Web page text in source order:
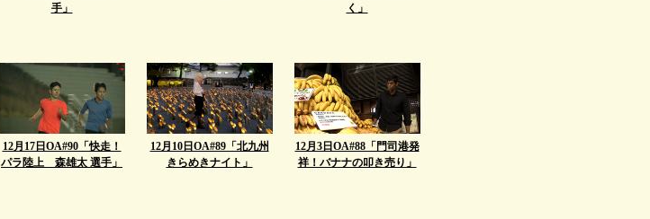
手」
く」
12月17日OA#90「快走！
パラ陸上 森雄太 選手」
12月10日OA#89「北九州
きらめきナイト」
12月3日OA#88「門司港発
祥！バナナの叩き売り」